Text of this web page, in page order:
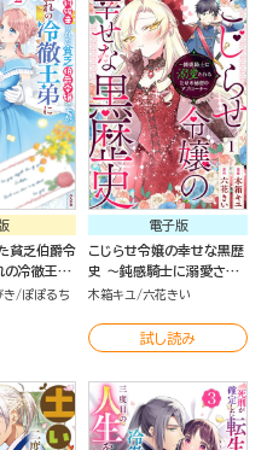
貧乏伯爵令
の冷徹王弟
す（２）
き
ぽぽるち
電子版
こじらせ令嬢の幸せな黒歴
史 ～鈍感騎士に溺愛され
るための秘密のアプローチ
木箱キユ 六花きい
試し読み